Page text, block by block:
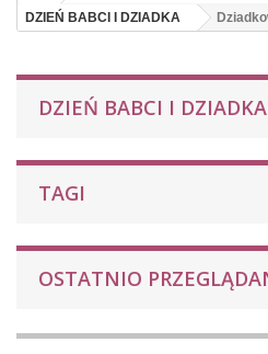
DZIEŃ BABCI I DZIADKA
DZIEŃ BABCI I DZIADKA
TAGI
OSTATNIO